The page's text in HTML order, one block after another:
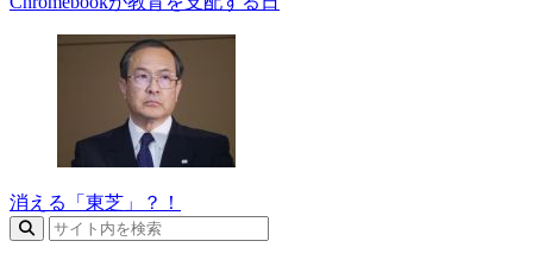
消える「東芝」？！